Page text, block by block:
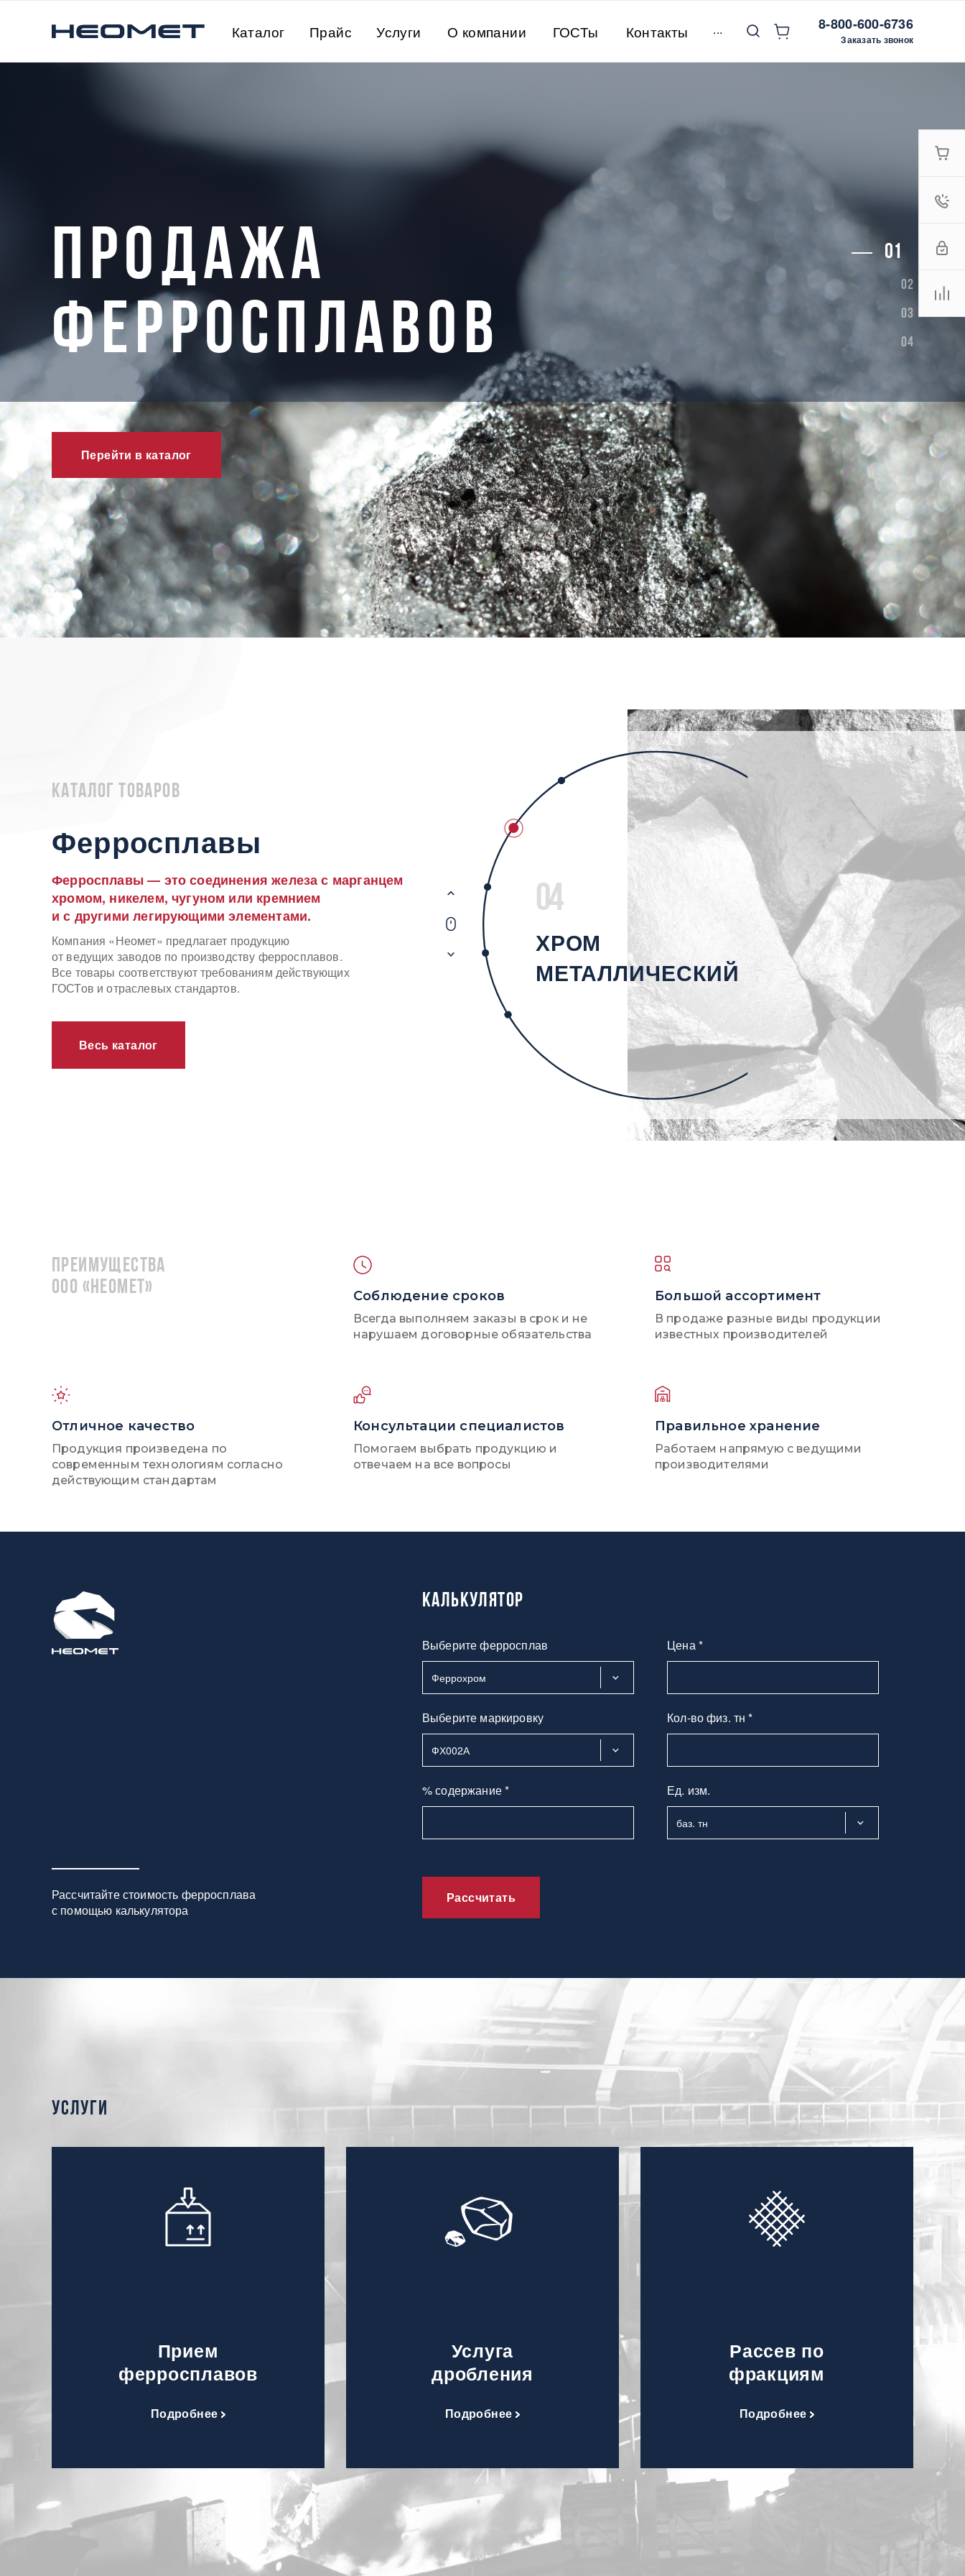
Каталог Прайс Услуги О компании ГОСТы Контакты ... 8-800-600-6736
Заказать звонок
ПРОДАЖА
ФЕРРОСПЛАВОВ
Перейти в каталог
Каталог товаров
Ферросплавы
Ферросплавы — это соединения железа с марганцем
хромом, никелем, чугуном или кремнием
и с другими легирующими элементами.
Компания «Неомет» предлагает продукцию
от ведущих заводов по производству ферросплавов.
Все товары соответствуют требованиям действующих
ГОСТов и отраслевых стандартов.
Весь каталог
02
03
МАРГАНЕЦ
МЕТАЛЛИЧЕСКИЙ
04
ХРОМ
МЕТАЛЛИЧЕСКИЙ
05
Преимущества
ООО «НЕОМЕТ»
Соблюдение сроков
Всегда выполняем заказы в срок и не
нарушаем договорные обязательства
Большой ассортимент
В продаже разные виды продукции
известных производителей
Отличное качество
Продукция произведена по
современным технологиям согласно
действующим стандартам
Консультации специалистов
Помогаем выбрать продукцию и
отвечаем на все вопросы
Правильное хранение
Работаем напрямую с ведущими
производителями
Рассчитайте стоимость ферросплава
с помощью калькулятора
Калькулятор
Выберите ферросплав
Выберите маркировку
% содержание *
Цена *
Кол-во физ. тн *
Ед. изм.
Рассчитать
услуги
Прием
ферросплавов
Подробнее
Услуга
дробления
Подробнее
Рассев по
фракциям
Подробнее